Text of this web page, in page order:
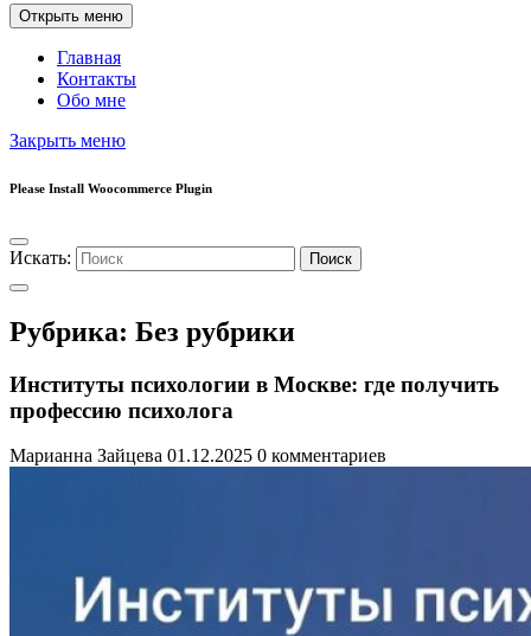
Открыть меню
Главная
Контакты
Обо мне
Закрыть меню
Please Install Woocommerce Plugin
Искать: Поиск
Рубрика: Без рубрики
Институты психологии в Москве: где получить
профессию психолога
Марианна Зайцева 01.12.2025 0 комментариев